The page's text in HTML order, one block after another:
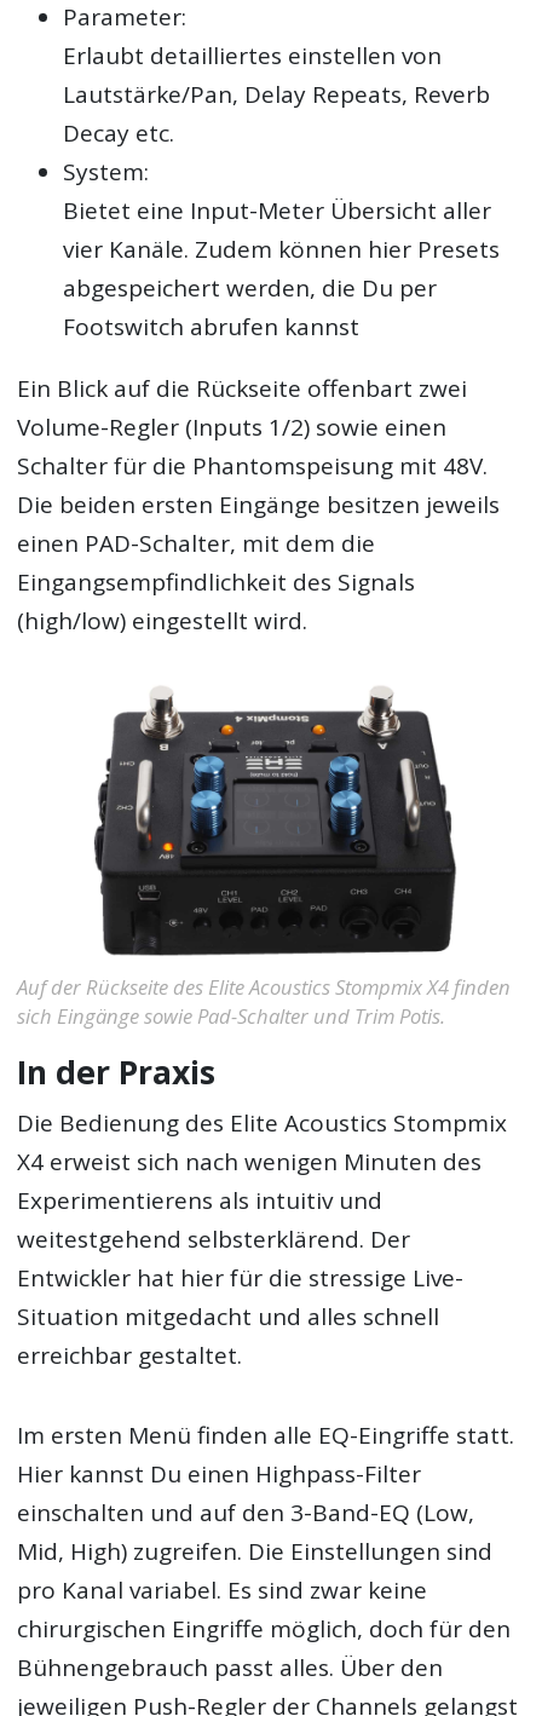
Parameter:
Erlaubt detailliertes einstellen von
Lautstärke/Pan, Delay Repeats, Reverb
Decay etc.
System:
Bietet eine Input-Meter Übersicht aller
vier Kanäle. Zudem können hier Presets
abgespeichert werden, die Du per
Footswitch abrufen kannst
Ein Blick auf die Rückseite offenbart zwei
Volume-Regler (Inputs 1/2) sowie einen
Schalter für die Phantomspeisung mit 48V.
Die beiden ersten Eingänge besitzen jeweils
einen PAD-Schalter, mit dem die
Eingangsempfindlichkeit des Signals
(high/low) eingestellt wird.
Auf der Rückseite des Elite Acoustics Stompmix X4 finden
sich Eingänge sowie Pad-Schalter und Trim Potis.
In der Praxis
Die Bedienung des Elite Acoustics Stompmix
X4 erweist sich nach wenigen Minuten des
Experimentierens als intuitiv und
weitestgehend selbsterklärend. Der
Entwickler hat hier für die stressige Live-
Situation mitgedacht und alles schnell
erreichbar gestaltet.
Im ersten Menü finden alle EQ-Eingriffe statt.
Hier kannst Du einen Highpass-Filter
einschalten und auf den 3-Band-EQ (Low,
Mid, High) zugreifen. Die Einstellungen sind
pro Kanal variabel. Es sind zwar keine
chirurgischen Eingriffe möglich, doch für den
Bühnengebrauch passt alles. Über den
jeweiligen Push-Regler der Channels gelangst